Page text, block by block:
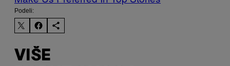
Podeli:
VIŠE